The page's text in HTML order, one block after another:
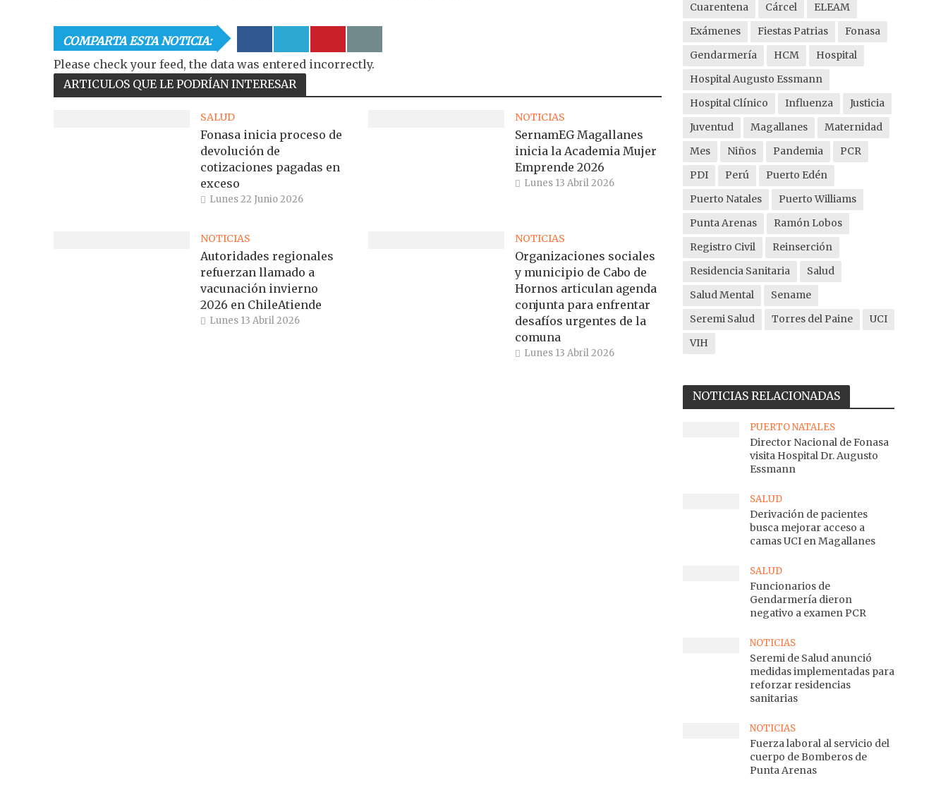
COMPARTA ESTA NOTICIA:
Please check your feed, the data was entered incorrectly.
ARTICULOS QUE LE PODRÍAN INTERESAR
SALUD
Fonasa inicia proceso de
devolución de
cotizaciones pagadas en
exceso
Lunes 22 Junio 2026
NOTICIAS
SernamEG Magallanes
inicia la Academia Mujer
Emprende 2026
Lunes 13 Abril 2026
NOTICIAS
Autoridades regionales
refuerzan llamado a
vacunación invierno
2026 en ChileAtiende
Lunes 13 Abril 2026
NOTICIAS
Organizaciones sociales
y municipio de Cabo de
Hornos articulan agenda
conjunta para enfrentar
desafíos urgentes de la
comuna
Lunes 13 Abril 2026
Cuarentena
Cárcel
ELEAM
Exámenes
Fiestas Patrias
Fonasa
Gendarmería
HCM
Hospital
Hospital Augusto Essmann
Hospital Clínico
Influenza
Justicia
Juventud
Magallanes
Maternidad
Mes
Niños Pandemia
PCR
PDI
Perú
Puerto Edén
Puerto Natales
Puerto Williams
Punta Arenas
Ramón Lobos
Registro Civil
Reinserción
Residencia Sanitaria
Salud
Salud Mental
Sename
Seremi Salud
Torres del Paine
UCI
VIH
NOTICIAS RELACIONADAS
PUERTO NATALES
Director Nacional de Fonasa
visita Hospital Dr. Augusto
Essmann
SALUD
Derivación de pacientes
busca mejorar acceso a
camas UCI en Magallanes
SALUD
Funcionarios de
Gendarmería dieron
negativo a examen PCR
NOTICIAS
Seremi de Salud anunció
medidas implementadas para
reforzar residencias
sanitarias
NOTICIAS
Fuerza laboral al servicio del
cuerpo de Bomberos de
Punta Arenas